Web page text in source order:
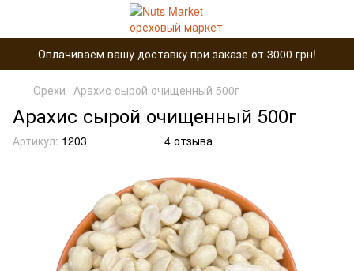
Оплачиваем вашу доставку при заказе от 3000 грн!
Орехи Арахис сырой очищенный 500г
Арахис сырой очищенный 500г
Артикул: 1203 4 отзыва